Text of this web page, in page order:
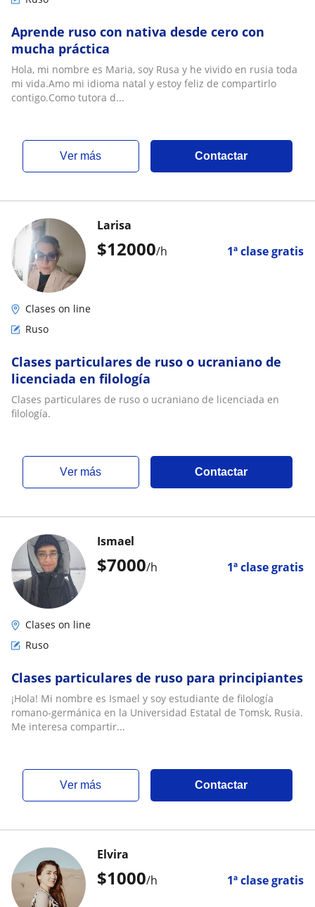
Aprende ruso con nativa desde cero con
mucha práctica
Hola, mi nombre es Maria, soy Rusa y he vivido en rusia toda
mi vida.Amo mi idioma natal y estoy feliz de compartirlo
contigo.Como tutora d...
ver más Contactar
$12000/h 1ª clase gratis
Larisa
Clases on line
Ruso
Clases particulares de ruso o ucraniano de
licenciada en filología
Clases particulares de ruso o ucraniano de licenciada en
filología.
ver más Contactar
$7000/h 1ª clase gratis
Ismael
Clases on line
Ruso
Clases particulares de ruso para principiantes
¡Hola! Mi nombre es Ismael y soy estudiante de filología
romano-germánica en la Universidad Estatal de Tomsk, Rusia.
Me interesa compartir...
ver más Contactar
$1000/h 1ª clase gratis
Elvira